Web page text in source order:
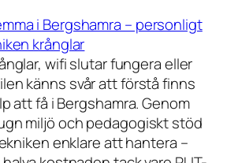
i Bergshamra – personligt
krånglar
wifi slutar fungera eller
känns svår att förstå finns
att få i Bergshamra. Genom
miljö och pedagogiskt stöd
enklare att hantera –